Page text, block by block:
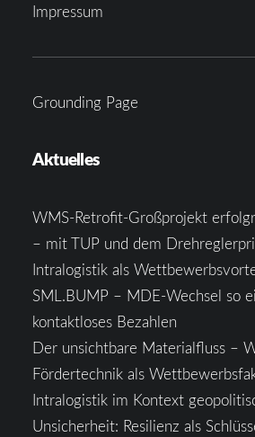
Impressum
Grounding Page
Aktuelles
WMS-Retrofit-Großprojekt
– mit TUP und dem
Intralogistik als
SML.BUMP – MDE-Wechsel so
kontaktloses Bezahlen
Der unsichtbare Materialfluss –
Fördertechnik als
Intralogistik im Kontext
Unsicherheit: Resilienz als